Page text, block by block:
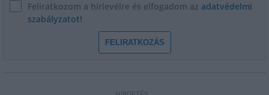
Feliratkozom a hírlevélre és elfogadom az adatvédelmi
szabályzatot!
FELIRATKOZÁS